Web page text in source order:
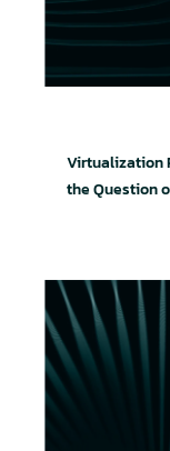
Virtualization
the Question